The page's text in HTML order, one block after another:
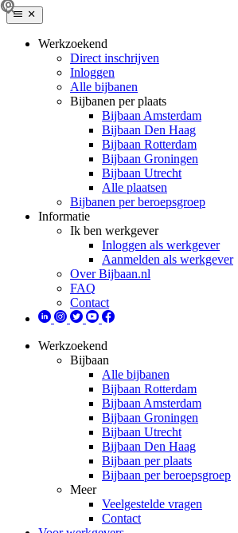
Werkzoekend
Direct inschrijven
Inloggen
Alle bijbanen
Bijbanen per plaats
Bijbaan Amsterdam
Bijbaan Den Haag
Bijbaan Rotterdam
Bijbaan Groningen
Bijbaan Utrecht
Alle plaatsen
Bijbanen per beroepsgroep
Informatie
Ik ben werkgever
Inloggen als werkgever
Aanmelden als werkgever
Over Bijbaan.nl
FAQ
Contact
Werkzoekend
Bijbaan
Alle bijbanen
Bijbaan Rotterdam
Bijbaan Amsterdam
Bijbaan Groningen
Bijbaan Utrecht
Bijbaan Den Haag
Bijbaan per plaats
Bijbaan per beroepsgroep
Meer
Veelgestelde vragen
Contact